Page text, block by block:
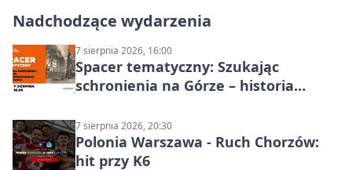
Nadchodzące wydarzenia
7 sierpnia 2026, 16:00
Spacer tematyczny: Szukając
schronienia na Górze – historia
7 sierpnia 2026, 20:30
Polonia Warszawa - Ruch Chorzów:
hit przy K6